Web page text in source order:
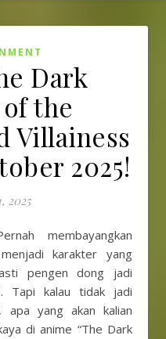
Dark
the
Villainess
2025!
2025
karakter yang
pengen dong jadi
Tapi kalau tidak jadi
apa yang akan kalian
di anime “The Dark